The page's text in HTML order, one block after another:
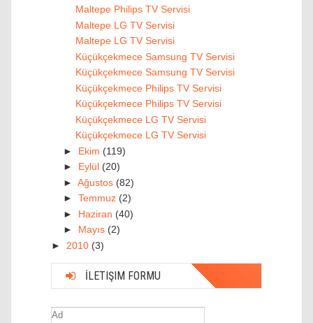
Maltepe Philips TV Servisi
Maltepe LG TV Servisi
Maltepe LG TV Servisi
Küçükçekmece Samsung TV Servisi
Küçükçekmece Samsung TV Servisi
Küçükçekmece Philips TV Servisi
Küçükçekmece Philips TV Servisi
Küçükçekmece LG TV Servisi
Küçükçekmece LG TV Servisi
► Ekim (119)
► Eylül (20)
► Ağustos (82)
► Temmuz (2)
► Haziran (40)
► Mayıs (2)
► 2010 (3)
İLETIŞIM FORMU